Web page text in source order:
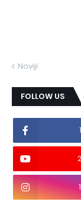
Noviji
FOLLOW US